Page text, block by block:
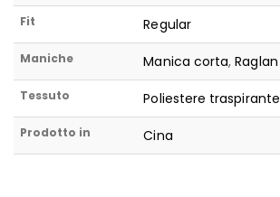
Fit Regular
Maniche Manica corta,Raglan
Tessuto Poliestere traspirante
Prodotto in Cina